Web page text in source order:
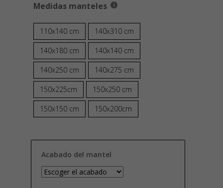
Medidas manteles
110x140 cm 140x310 cm
140x180 cm 140x140 cm
140x250 cm 140x275 cm
150x225cm 150x250 cm
150x150 cm 150x200cm
Acabado del mantel